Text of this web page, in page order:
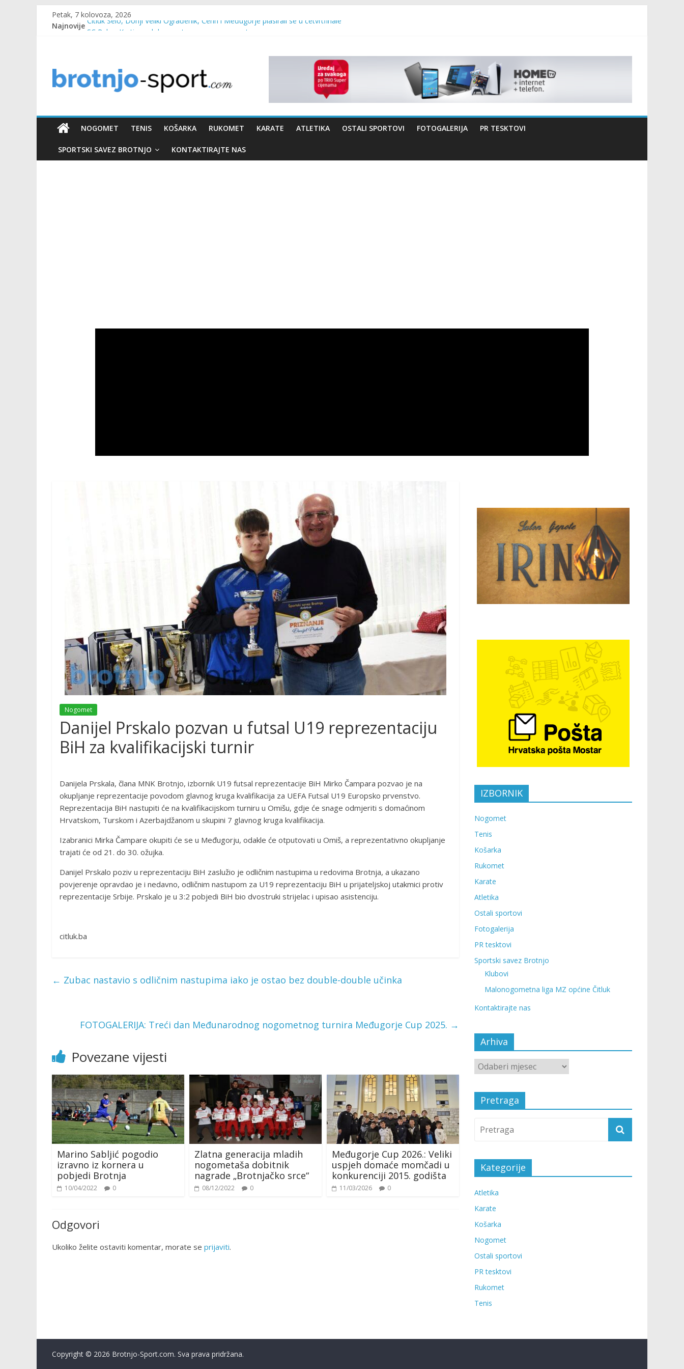
Petak, 7 kolovoza, 2026
Najnovije Čitluk Selo, Donji Veliki Ograđenik, Čerin i Međugorje plasirali se u četvrtfinale
Poznati polufinalisti MNL MZ općine Čitluk – Brotnjo 2026.
Predsjednica Vlade Marija Buhač, ministar Ivo Bevanda i načelnik Marin Radišić čestitali organizatoricama na realizaciji sportsko edukativnog kampa “Izlazi vani”
NOGOMET TENIS KOŠARKA RUKOMET KARATE ATLETIKA OSTALI SPORTOVI FOTOGALERIJA PR TESKTOVI
SPORTSKI SAVEZ BROTNJO KONTAKTIRAJTE NAS
Nogomet
Danijel Prskalo pozvan u futsal U19 reprezentaciju
BiH za kvalifikacijski turnir
Danijela Prskala, člana MNK Brotnjo, izbornik U19 futsal reprezentacije BiH Mirko Čampara pozvao je na
okupljanje reprezentacije povodom glavnog kruga kvalifikacija za UEFA Futsal U19 Europsko prvenstvo.
Reprezentacija BiH nastupiti će na kvalifikacijskom turniru u Omišu, gdje će snage odmjeriti s domaćinom
Hrvatskom, Turskom i Azerbajdžanom u skupini 7 glavnog kruga kvalifikacija.
Izabranici Mirka Čampare okupiti će se u Međugorju, odakle će otputovati u Omiš, a reprezentativno okupljanje
trajati će od 21. do 30. ožujka.
Danijel Prskalo poziv u reprezentaciju BiH zaslužio je odličnim nastupima u redovima Brotnja, a ukazano
povjerenje opravdao je i nedavno, odličnim nastupom za U19 reprezentaciju BiH u prijateljskoj utakmici protiv
reprezentacije Srbije. Prskalo je u 3:2 pobjedi BiH bio dvostruki strijelac i upisao asistenciju.
citluk.ba
← Zubac nastavio s odličnim nastupima iako je ostao bez double-double učinka
FOTOGALERIJA: Treći dan Međunarodnog nogometnog turnira Međugorje Cup 2025. →
Povezane vijesti
Marino Sabljić pogodio
izravno iz kornera u
pobjedi Brotnja
10/04/2022 0
Zlatna generacija mladih
nogometaša dobitnik
nagrade „Brotnjačko srce“
08/12/2022 0
Međugorje Cup 2026.: Veliki
uspjeh domaće momčadi u
konkurenciji 2015. godišta
11/03/2026 0
Odgovori
Ukoliko želite ostaviti komentar, morate se prijaviti.
IZBORNIK
Nogomet
Tenis
Košarka
Rukomet
Karate
Atletika
Ostali sportovi
Fotogalerija
PR tesktovi
Sportski savez Brotnjo
Klubovi
Malonogometna liga MZ općine Čitluk
Kontaktirajte nas
Arhiva
Pretraga
Kategorije
Atletika
Karate
Košarka
Nogomet
Ostali sportovi
PR tesktovi
Rukomet
Tenis
Copyright © 2026 Brotnjo-Sport.com. Sva prava pridržana.